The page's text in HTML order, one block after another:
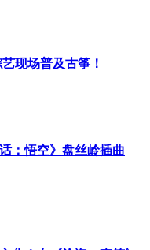
现场普及古筝！
：悟空》盘丝岭插曲